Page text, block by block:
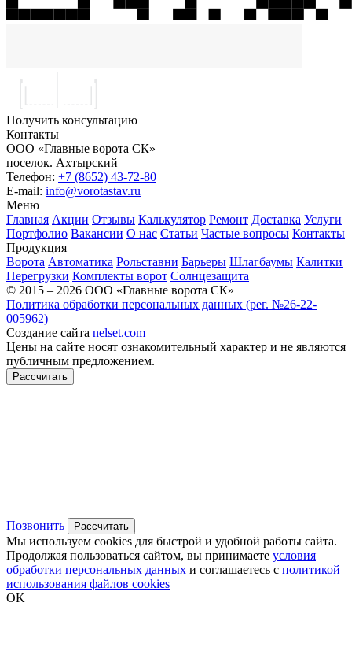
Получить консультацию
Контакты
ООО «Главные ворота СК»
поселок. Ахтырский
Телефон: +7 (8652) 43-72-80
E-mail: info@vorotastav.ru
Меню
Главная Акции Отзывы Калькулятор Ремонт Доставка Услуги
Портфолио Вакансии О нас Статьи Частые вопросы Контакты
Продукция
Ворота Автоматика Рольставни Барьеры Шлагбаумы Калитки
Перегрузки Комплекты ворот Солнцезащита
© 2015 – 2026 ООО «Главные ворота СК»
Политика обработки персональных данных (рег. №26-22-
005962)
Создание сайта nelset.com
Цены на сайте носят ознакомительный характер и не являются
публичным предложением.
Рассчитать
Позвонить Рассчитать
Мы используем cookies для быстрой и удобной работы сайта.
Продолжая пользоваться сайтом, вы принимаете условия
обработки персональных данных и соглашаетесь с политикой
использования файлов cookies
OK